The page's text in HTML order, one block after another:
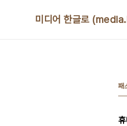
미디어 한글로
패